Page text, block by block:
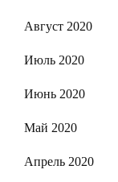
Август 2020
Июль 2020
Июнь 2020
Май 2020
Апрель 2020